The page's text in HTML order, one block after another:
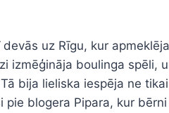
uz Rīgu, kur
izmēģināja boulinga
bija lieliska iespēja ne
blogera Pipara, kur